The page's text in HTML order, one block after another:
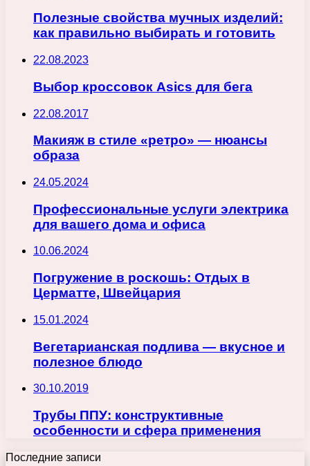
Полезные свойства мучных изделий:
как правильно выбирать и готовить
22.08.2023
Выбор кроссовок Asics для бега
22.08.2017
Макияж в стиле «ретро» — нюансы
образа
24.05.2024
Профессиональные услуги электрика
для вашего дома и офиса
10.06.2024
Погружение в роскошь: Отдых в
Церматте, Швейцария
15.01.2024
Вегетарианская подлива — вкусное и
полезное блюдо
30.10.2019
Трубы ППУ: конструктивные
особенности и сфера применения
Последние записи